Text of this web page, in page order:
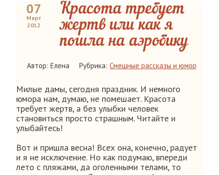
07
Март
2012
Красота требует
жертв или как я
пошла на аэробику
Автор: Елена Рубрика: Смешные рассказы и юмор
Милые дамы, сегодня праздник. И немного
юмора нам, думаю, не помешает. Красота
требует жертв, а без улыбки человек
становиться просто страшным. Читайте и
улыбайтесь!
Вот и пришла весна! Всех она, конечно, радует
и я не исключение. Но как подумаю, впереди
лето с пляжами, да оголенными телами, то